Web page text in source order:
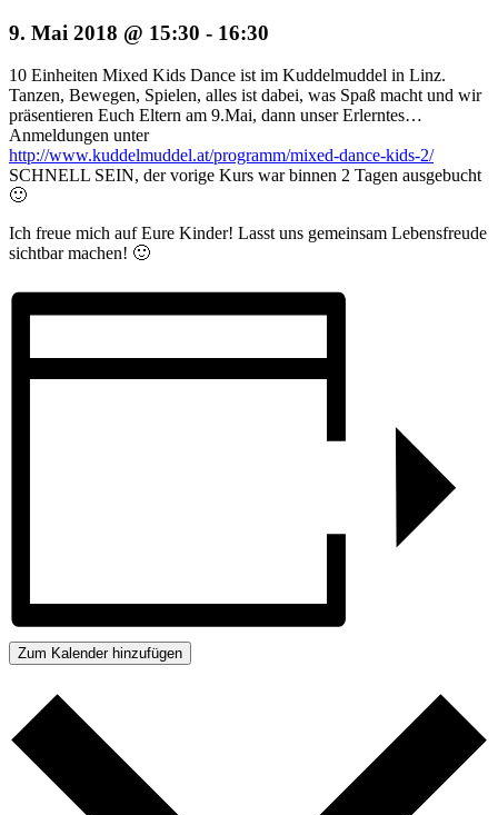
9. Mai 2018 @ 15:30 - 16:30
10 Einheiten Mixed Kids Dance ist im Kuddelmuddel in Linz.
Tanzen, Bewegen, Spielen, alles ist dabei, was Spaß macht und wir
präsentieren Euch Eltern am 9.Mai, dann unser Erlerntes…
Anmeldungen unter
http://www.kuddelmuddel.at/programm/mixed-dance-kids-2/
SCHNELL SEIN, der vorige Kurs war binnen 2 Tagen ausgebucht
🙂
Ich freue mich auf Eure Kinder! Lasst uns gemeinsam Lebensfreude
sichtbar machen! 🙂
Zum Kalender hinzufügen